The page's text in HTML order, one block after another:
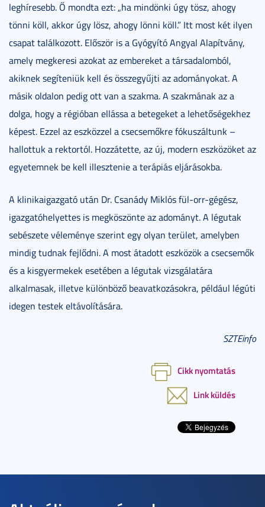
leghíresebb. Ő mondta ezt: „ha mindönki úgy tösz, ahogy
tönni köll, akkor úgy lösz, ahogy lönni köll.” Itt most két ilyen
csapat találkozott. Először is a Gyógyító Angyal Alapítvány,
amely megkeresi azokat az embereket a társadalomból,
akiknek segíteniük kell és összegyűjti az adományokat. A
másik oldalon pedig ott van a szakma. A szakmának az a
dolga, hogy a régióban ellássa a betegeket a lehetőségekhez
képest. Ezzel az eszközzel a csecsemőkre fókuszáltunk –
hallottuk a rektortól. Hozzátette, az új, modern eszközöket az
egyetemnek be kell illesztenie a terápiás eljárásokba.
A klinikaigazgató után Dr. Csanády Miklós fül-orr-gégész,
igazgatóhelyettes is megköszönte az adományt. A légutak
sebészete véleménye szerint egy olyan terület, amelyben
mindig tudnak fejlődni. A most átadott eszközök a csecsemők
és a kisgyermekek esetében a légutak vizsgálatára
alkalmasak, illetve különböző beavatkozásokra, például légúti
idegen testek eltávolítására.
SZTEinfo
Cikk nyomtatás
Link küldés